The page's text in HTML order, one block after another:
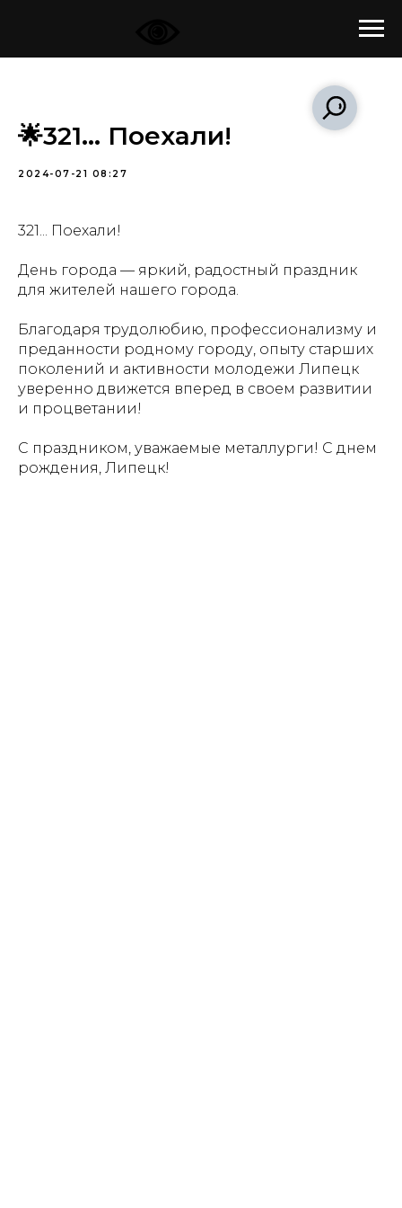
🌟321... Поехали!
2024-07-21 08:27
321... Поехали!
День города — яркий, радостный праздник
для жителей нашего города.
Благодаря трудолюбию, профессионализму и
преданности родному городу, опыту старших
поколений и активности молодежи Липецк
уверенно движется вперед в своем развитии
и процветании!
С праздником, уважаемые металлурги! С днем
рождения, Липецк!